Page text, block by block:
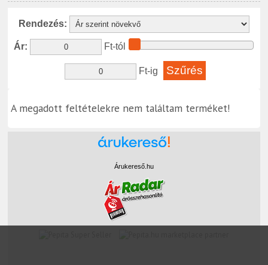
Rendezés:
Ár: Ft-tól
Ft-ig
A megadott feltételekre nem találtam terméket!
Árukereső.hu